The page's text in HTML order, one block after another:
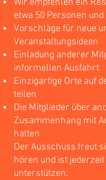
Wir empfehlen ein
etwa 50 Personen
Vorschläge für neue
Veranstaltungsideen
Einladung anderer
informellen Ausfahrt
Einzigartige Orte auf
teilen
Die Mitglieder über
Zusammenhang mit
halten
Der Ausschuss freut
hören und ist
unterstützen.